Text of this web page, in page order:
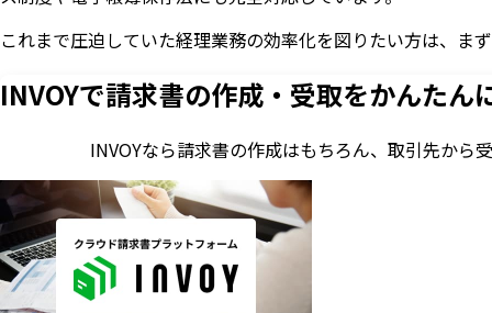
これまで圧迫していた経理業務の効率化を図りたい方は、ま
INVOYで請求書の作成・ 受取をかんたん
INVOYなら請求書の作成はもちろん、 取引先から